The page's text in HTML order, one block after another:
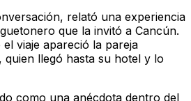
relató una experiencia
que la invitó a Cancún.
viaje apareció la pareja
quien llegó hasta su hotel y lo
como una anécdota dentro del